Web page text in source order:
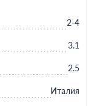
2-4
3.1
2.5
Италия